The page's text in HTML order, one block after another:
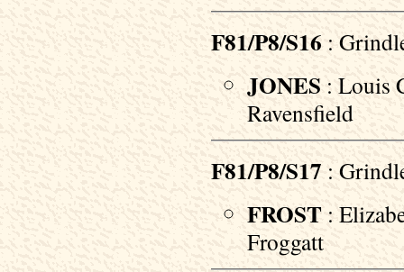
F81/P8/S16 :
JONES : Louis
Ravensfield
F81/P8/S17 :
FROST :
Froggatt